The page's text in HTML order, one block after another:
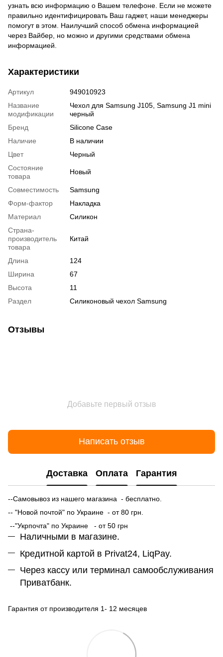
узнать всю информацию о Вашем телефоне. Если не можете
правильно идентифицировать Ваш гаджет, наши менеджеры
помогут в этом. Наилучший способ обмена информацией
через Вайбер, но можно и другими средствами обмена
информацией.
Характеристики
Артикул
949010923
Название
модификации
Чехол для Samsung J105, Samsung J1 mini
черный
Бренд
Silicone Case
Наличие
В наличии
Цвет
Черный
Состояние
товара
Новый
Совместимость
Samsung
Форм-фактор
Накладка
Материал
Силикон
Страна-
производитель
товара
Китай
Длина
124
Ширина
67
Высота
11
Раздел
Силиконовый чехол Samsung
Отзывы
Добавьте первый отзыв
Написать отзыв
Доставка Оплата Гарантия
--Самовывоз из нашего магазина - бесплатно.
-- "Новой почтой" по Украине - от 80 грн.
--"Укрпочта" по Украине - от 50 грн
Наличными в магазине.
Кредитной картой в Privat24, LiqPay.
Через кассу или терминал самообслуживания
Приватбанк.
Гарантия от производителя 1- 12 месяцев